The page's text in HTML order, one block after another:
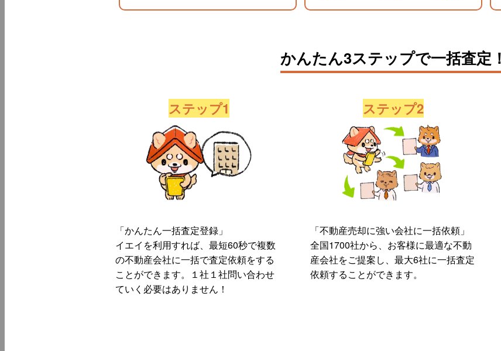
かんたん3ステップで一括査定！
ステップ1
「かんたん一括査定登録」
イエイを利用すれば、最短60秒で複数
の不動産会社に一括で査定依頼をする
ことができます。１社１社問い合わせ
ていく必要はありません！
ステップ2
「不動産売却に強い会社に一括依頼」
全国1700社から、お客様に最適な不動
産会社をご提案し、最大6社に一括査定
依頼することができます。